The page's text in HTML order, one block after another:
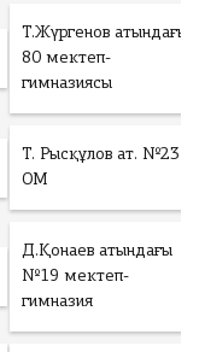
Т.Жүргенов атындағы
80 мектеп-
гимназиясы
Т. Рысқұлов ат. №23
ОМ
Д.Қонаев атындағы
№19 мектеп-
гимназия